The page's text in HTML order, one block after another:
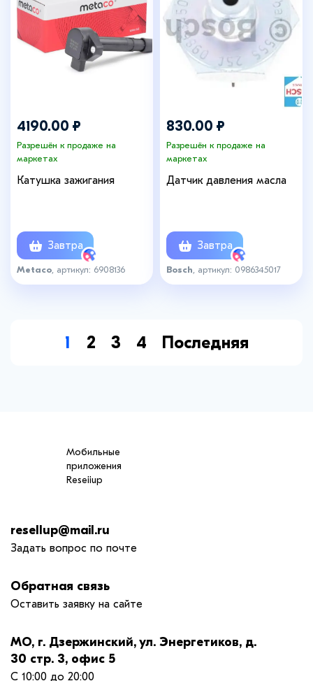
4190.00 ₽
Разрешён к продаже на
маркетах
Катушка зажигания
Завтра
Metaco , артикул: 6908136
830.00 ₽
Разрешён к продаже на
маркетах
Датчик давления масла
Завтра
Bosch , артикул: 0986345017
1 2 3 4 Последняя
Мобильные
приложения
Reseiiup
resellup@mail.ru
Задать вопрос по почте
Обратная связь
Оставить заявку на сайте
МО, г. Дзержинский, ул. Энергетиков, д.
30 стр. 3, офис 5
С 10:00 до 20:00